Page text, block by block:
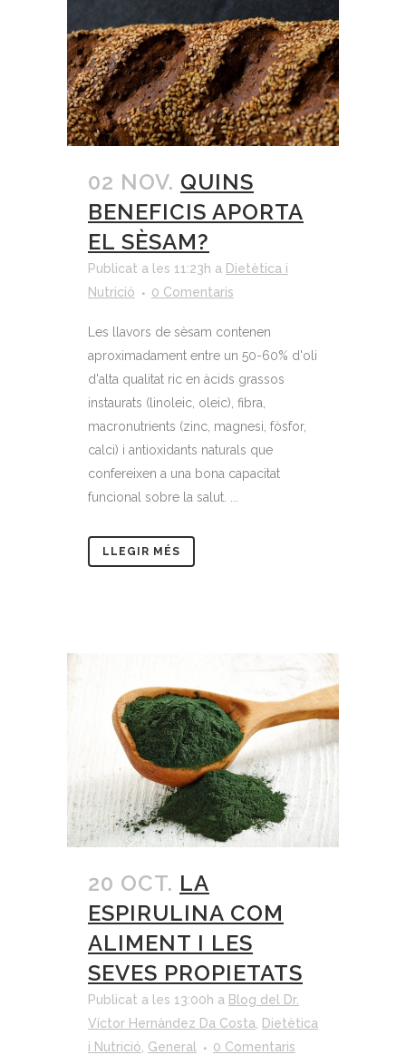
02 NOV. QUINS
BENEFICIS APORTA
EL SÈSAM?
Publicat a les 11:23h a Dietètica i
Nutrició
0 Comentaris
Les llavors de sèsam contenen
aproximadament entre un 50-60% d'oli
d'alta qualitat ric en àcids grassos
instaurats (linoleic, oleic), fibra,
macronutrients (zinc, magnesi, fòsfor,
calci) i antioxidants naturals que
confereixen a una bona capacitat
funcional sobre la salut. ...
LLEGIR MÉS
20 OCT. LA
ESPIRULINA COM
ALIMENT I LES
SEVES PROPIETATS
Publicat a les 13:00h a Blog del Dr.
Víctor Hernàndez Da Costa
Dietètica
i Nutrició General 0 Comentaris